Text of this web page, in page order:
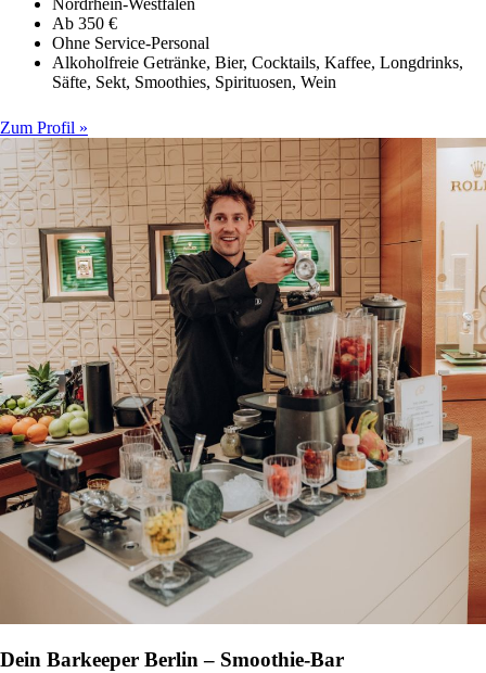
Ab 350 €
Ohne Service-Personal
Alkoholfreie Getränke, Bier, Cocktails, Kaffee, Longdrinks,
Säfte, Sekt, Smoothies, Spirituosen, Wein
Zum Profil »
Dein Barkeeper Berlin – Smoothie-Bar